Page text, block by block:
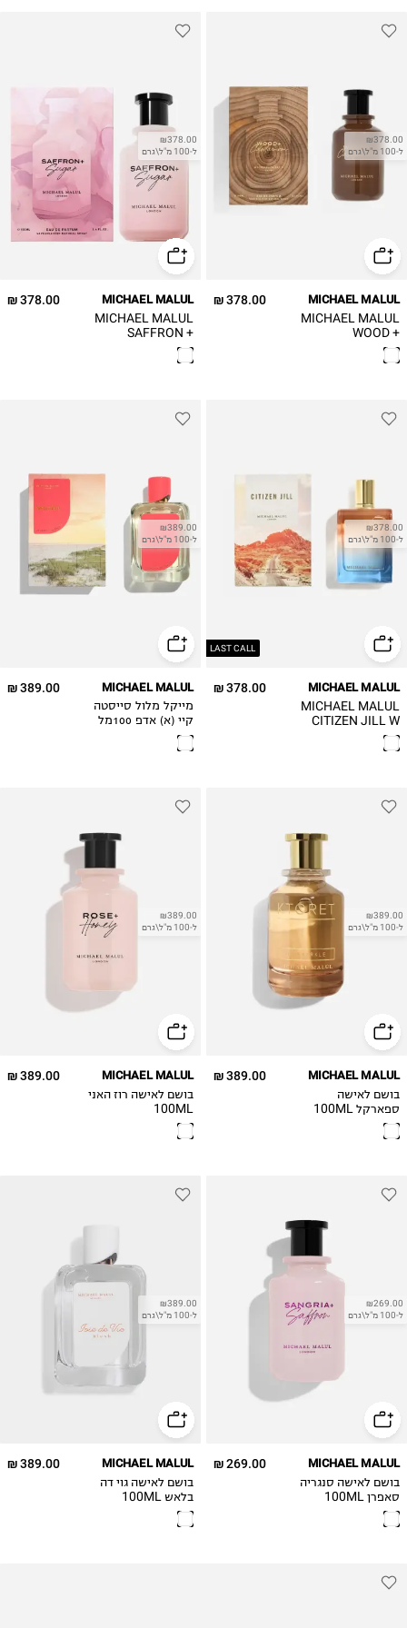
₪378.00
ל-100 מ"ל\גרם
378.00 ₪ MICHAEL MALUL
MICHAEL MALUL
WOOD +
CARDAMON M
EDP 100ML בושם
₪378.00
ל-100 מ"ל\גרם
378.00 ₪ MICHAEL MALUL
MICHAEL MALUL
SAFFRON +
SUGAR W EDP
100ML בושם
LAST CALL
₪378.00
ל-100 מ"ל\גרם
378.00 ₪ MICHAEL MALUL
MICHAEL MALUL
CITIZEN JILL W
EDP 100ML בושם
₪389.00
ל-100 מ"ל\גרם
389.00 ₪ MICHAEL MALUL
מייקל מלול סייסטה
קיי (א) אדפ 100מל
₪389.00
ל-100 מ"ל\גרם
389.00 ₪ MICHAEL MALUL
בושם לאישה
ספארקל 100ML
₪389.00
ל-100 מ"ל\גרם
389.00 ₪ MICHAEL MALUL
בושם לאישה רוז האני
100ML
₪269.00
ל-100 מ"ל\גרם
269.00 ₪ MICHAEL MALUL
בושם לאישה סנגריה
סאפרן 100ML
₪389.00
ל-100 מ"ל\גרם
389.00 ₪ MICHAEL MALUL
בושם לאישה גוי דה
בלאש 100ML